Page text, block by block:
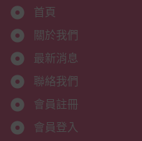
首頁
關於我們
最新消息
聯絡我們
會員註冊
會員登入